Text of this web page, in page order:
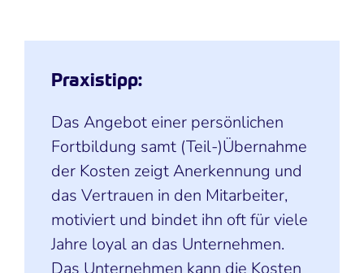
Praxistipp:
Das Angebot einer persönlichen
Fortbildung samt (Teil-)Übernahme
der Kosten zeigt Anerkennung und
das Vertrauen in den Mitarbeiter,
motiviert und bindet ihn oft für viele
Jahre loyal an das Unternehmen.